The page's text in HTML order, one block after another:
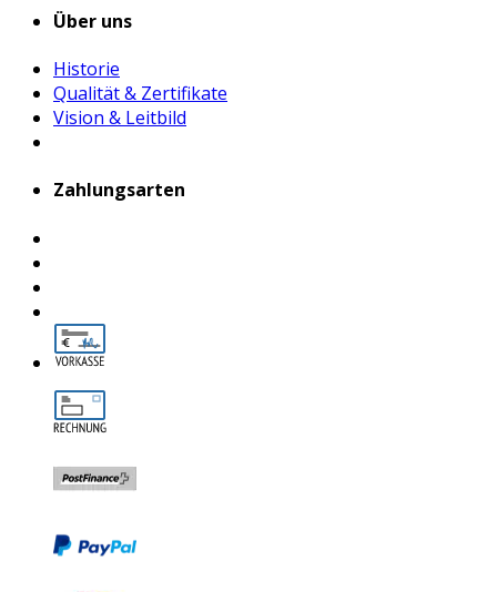
Über uns
Historie
Qualität & Zertifikate
Vision & Leitbild
Zahlungsarten